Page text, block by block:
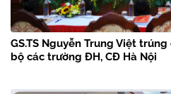
GS.TS Nguyễn Trung Việt
bộ các trường ĐH, CĐ Hà Nội